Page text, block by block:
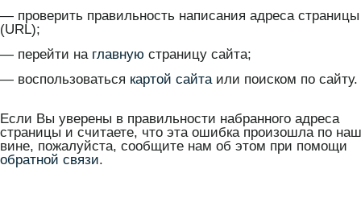
— проверить правильность написания адреса страницы
(URL);
— перейти на главную страницу сайта;
— воспользоваться картой сайтаили поиском по сайту.
Если Вы уверены в правильности набранного адреса
страницы и считаете, что эта ошибка произошла по
вине, пожалуйста, сообщите нам об этом при помощи
обратной связи.